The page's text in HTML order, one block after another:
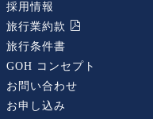
採用情報
旅行業約款
旅行条件書
GOH コンセプト
お問い合わせ
お申し込み